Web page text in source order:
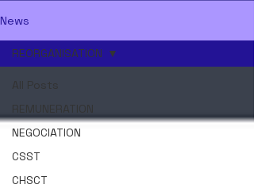
News
All Posts
REMUNERATION
NEGOCIATION
CSST
CHSCT
REORGANISATION